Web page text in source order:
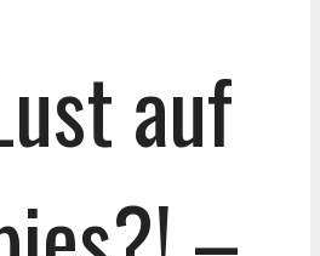
auf